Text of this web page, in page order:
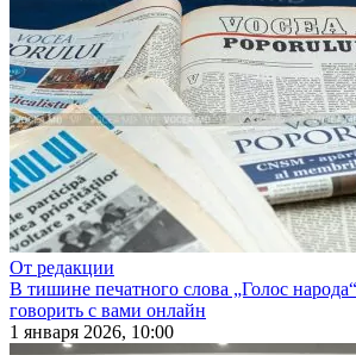
От редакции
В тишине печатного слова „Голос
говорить с вами онлайн
1 января 2026, 10:00